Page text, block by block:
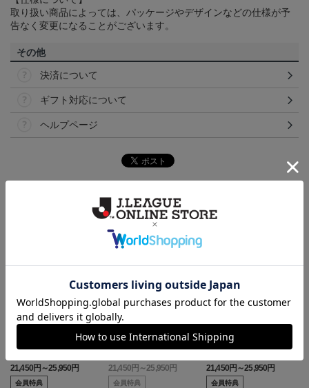
取り扱い商品によっては、パッケージやデザインなどの仕様が予
告なく変更になることがございます。
その他
決済について
ギフト対応について
ヘルプページ
フォーム オーセンティッ
クモデル:FP1st
21,450円～25,950円
会員特典
フォーム オーセンティッ
クモデル:GK
21,450円～25,950円
会員特典
フォーム オーセンティッ
クモデル:FP2nd
21,450円～25,950円
会員特典